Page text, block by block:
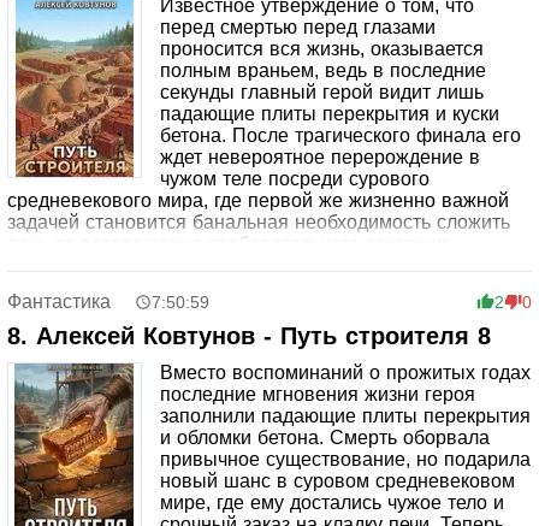
Известное утверждение о том, что
перед смертью перед глазами
проносится вся жизнь, оказывается
полным враньем, ведь в последние
секунды главный герой видит лишь
падающие плиты перекрытия и куски
бетона. После трагического финала его
ждет невероятное перерождение в
чужом теле посреди сурового
средневекового мира, где первой же жизненно важной
задачей становится банальная необходимость сложить
печь до возвращения требовательного заказчика.
ненавязчиво, но твердо ставит его перед жестким
выбором: либо быстро становиться сильнее и
адаптироваться к незнакомым правилам, либо умереть
окончательно.
Фантастика 7:50:59 2 0
8. Алексей Ковтунов - Путь строителя 8
Вместо воспоминаний о прожитых годах
последние мгновения жизни героя
заполнили падающие плиты перекрытия
и обломки бетона. Смерть оборвала
привычное существование, но подарила
новый шанс в суровом средневековом
мире, где ему достались чужое тело и